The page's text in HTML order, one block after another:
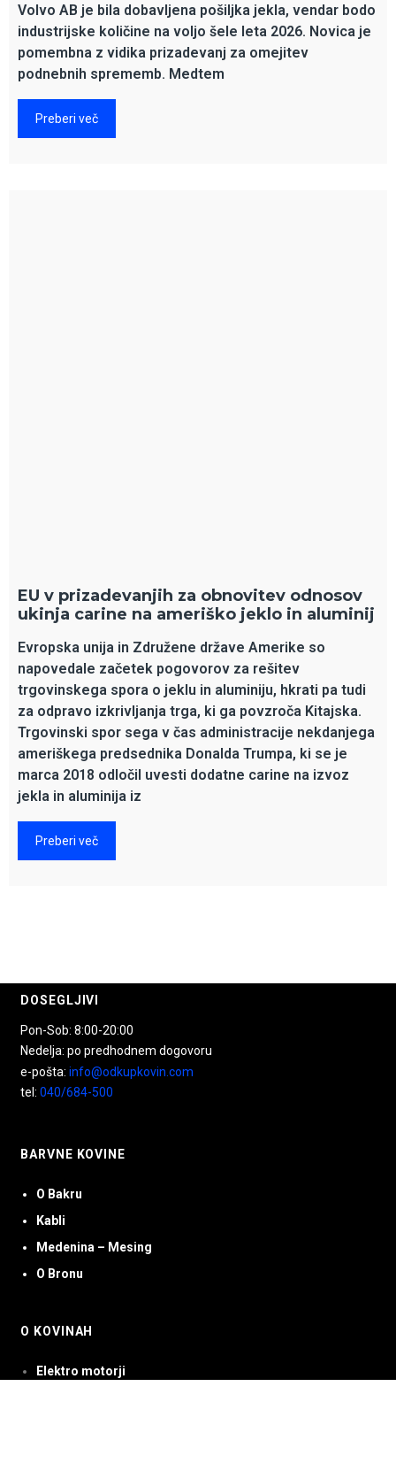
Volvo AB je bila dobavljena pošiljka jekla, vendar bodo
industrijske količine na voljo šele leta 2026. Novica je
pomembna z vidika prizadevanj za omejitev
podnebnih sprememb. Medtem
Preberi več
EU v prizadevanjih za obnovitev odnosov
ukinja carine na ameriško jeklo in aluminij
Evropska unija in Združene države Amerike so
napovedale začetek pogovorov za rešitev
trgovinskega spora o jeklu in aluminiju, hkrati pa tudi
za odpravo izkrivljanja trga, ki ga povzroča Kitajska.
Trgovinski spor sega v čas administracije nekdanjega
ameriškega predsednika Donalda Trumpa, ki se je
marca 2018 odločil uvesti dodatne carine na izvoz
jekla in aluminija iz
Preberi več
DOSEGLJIVI
Pon-Sob: 8:00-20:00
Nedelja: po predhodnem dogovoru
e-pošta:info@odkupkovin.com
tel:040/684-500
BARVNE KOVINE
O Bakru
Kabli
Medenina – Mesing
O Bronu
O KOVINAH
Elektro motorji